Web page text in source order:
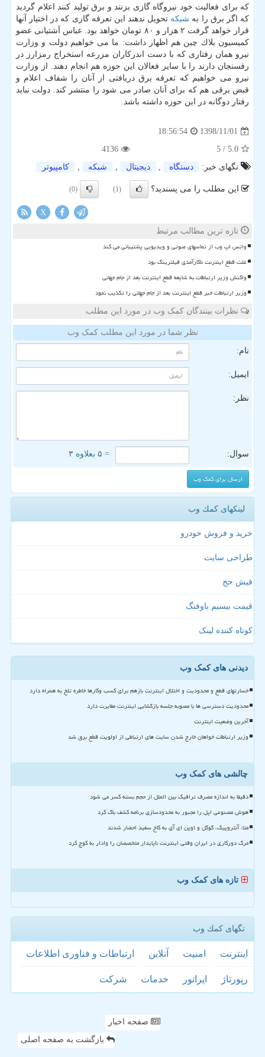
كه برای فعالیت خود نیروگاه گازی بزنند و برق تولید كنند اعلام گردید
كه اگر برق را به شبكه تحویل ندهند این تعرفه گازی كه در اختیار آنها
قرار خواهد گرفت ۲ هزار و ۸۰ تومان خواهد بود. عباس آشتیانی عضو
كمیسیون بلاك چین هم اظهار داشت: ما می خواهیم دولت و وزارت
نیرو همان رفتاری كه با دست اندركاران مزرعه استخراج رمزارز در
رفسنجان دارند را با سایر فعالان این حوزه هم انجام دهند. از وزارت
نیرو می خواهیم كه تعرفه برق دریافتی از آنان را شفاف اعلام و
قبض برقی هم كه برای آنان صادر می شود را منتشر كند. دولت نباید
رفتار دوگانه در این حوزه داشته باشد.
1398/11/01
18:56:54
5.0
/ 5
4136
تگهای خبر:
دستگاه , دیجیتال , شبكه , كامپیوتر
این مطلب را می پسندید؟ (1)
(0)
X
تازه ترین مطالب مرتبط
واتس اپ وب از تماسهای صوتی و ویدیویی پشتیبانی می کند
علت قطع اینترنت ناکارآمدی فیلترینگ بود
واکنش وزیر ارتباطات به شایعه قطع اینترنت بعد از جام جهانی
وزیر ارتباطات خبر قطع اینترنت بعد از جام جهانی را تکذیب نمود
نظرات بینندگان کمک وب در مورد این مطلب
نظر شما در مورد این مطلب کمک وب
نام:
ایمیل:
نظر:
سوال: = ۵ بعلاوه ۳
لینکهای كمك وب
خرید و فروش خودرو
طراحی سایت
فیش حج
قیمت بیسیم باوفنگ
کوتاه کننده لینک
دیدنی های کمک وب
خسارتهای قطع و محدودیت و اختلال اینترنت بازهم برای کسب وکارها خاطره تلخ به همراه دارد
محدودیت دسترسی ها با مصوبه جلسه بازگشایی اینترنت مغایرت دارد
آخرین وضعیت اینترنت
وزیر ارتباطات خواهان خارج شدن سایت های ارتباطی از اولویت قطع برق شد
چالشی های کمک وب
دقیقا به اندازه مصرف ترافیک بین الملل از حجم بسته کسر می شود
هوش مصنوعی اپل را مجبور به محدودسازی برنامه کشف باگ کرد
متا، آنتروپیک، گوگل و اوپن ای آی به کاخ سفید احضار شدند
مرگ دورکاری در ایران وقتی اینترنت ناپایدار متخصصان را وادار به کوچ کرد
تازه های کمک وب
تگهای كمك وب
اینترنت امنیت آنلاین ارتباطات و فناوری اطلاعات
رپورتاژ اپراتور خدمات شركت
صفحه اخبار
بازگشت به صفحه اصلی